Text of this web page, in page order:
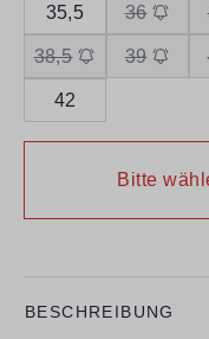
35,5 36
38,5 39
42
Bitte
BESCHREIBUNG